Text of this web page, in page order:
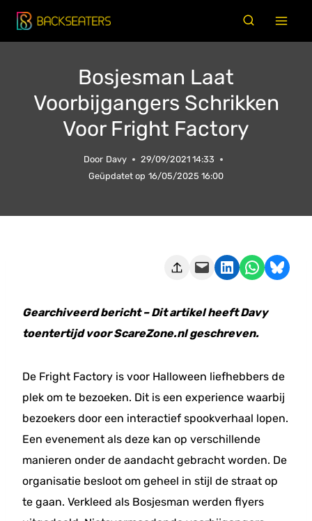
Doorgaan
naar
Bosjesman Laat
Voorbijgangers Schrikken
Voor Fright Factory
Door Davy
29/09/2021 14:33
Geüpdatet op 16/05/2025 16:00
Deze pagina e-mailen Delen op LinkedIn Delen via WhatsApp Share on Bluesky
Gearchiveerd bericht – Dit artikel heeft Davy
toentertijd voor ScareZone.nl geschreven.
De Fright Factory is voor Halloween liefhebbers de
plek om te bezoeken. Dit is een experience waarbij
bezoekers door een interactief spookverhaal lopen.
Een evenement als deze kan op verschillende
manieren onder de aandacht gebracht worden. De
organisatie besloot om geheel in stijl de straat op
te gaan. Verkleed als Bosjesman werden flyers